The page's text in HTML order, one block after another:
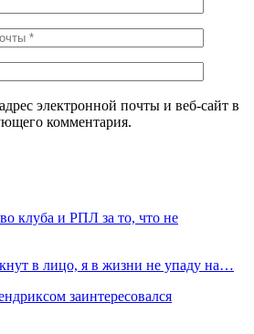
электронной почты и веб-сайт в
комментария.
клуба и РПЛ за то, что не
в лицо, я в жизни не упаду на…
заинтересовался